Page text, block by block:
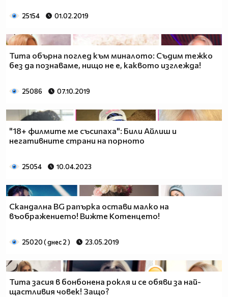
25154 01.02.2019
Тита обърна поглед към миналото: Съдим тежко
без да познаваме, нищо не е, каквото изглежда!
25086 07.10.2019
"18+ филмите ме съсипаха": Били Айлиш и
негативните страни на порното
25054 10.04.2023
Скандална BG рапърка остави малко на
въображението! Вижте Котенцето!
25020 ( днес 2 ) 23.05.2019
Тита засия в бонбонена рокля и се обяви за най-
щастливия човек! Защо?